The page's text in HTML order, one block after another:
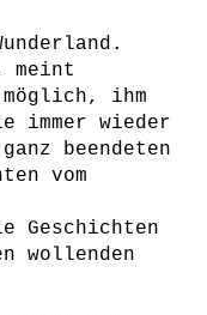
meint
möglich, ihm
immer wieder
beendeten
vom
Geschichten
wollenden